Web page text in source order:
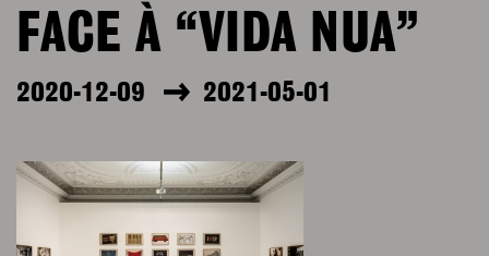
FACE À “VIDA NUA”
2020-12-09 2021-05-01